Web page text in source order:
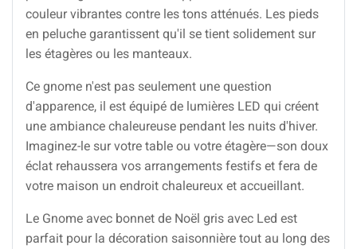
couleur vibrantes contre les tons atténués. Les pieds
en peluche garantissent qu'il se tient solidement sur
les étagères ou les manteaux.
Ce gnome n'est pas seulement une question
d'apparence, il est équipé de lumières LED qui créent
une ambiance chaleureuse pendant les nuits d'hiver.
Imaginez-le sur votre table ou votre étagère—son doux
éclat rehaussera vos arrangements festifs et fera de
votre maison un endroit chaleureux et accueillant.
Le Gnome avec bonnet de Noël gris avec Led est
parfait pour la décoration saisonnière tout au long des